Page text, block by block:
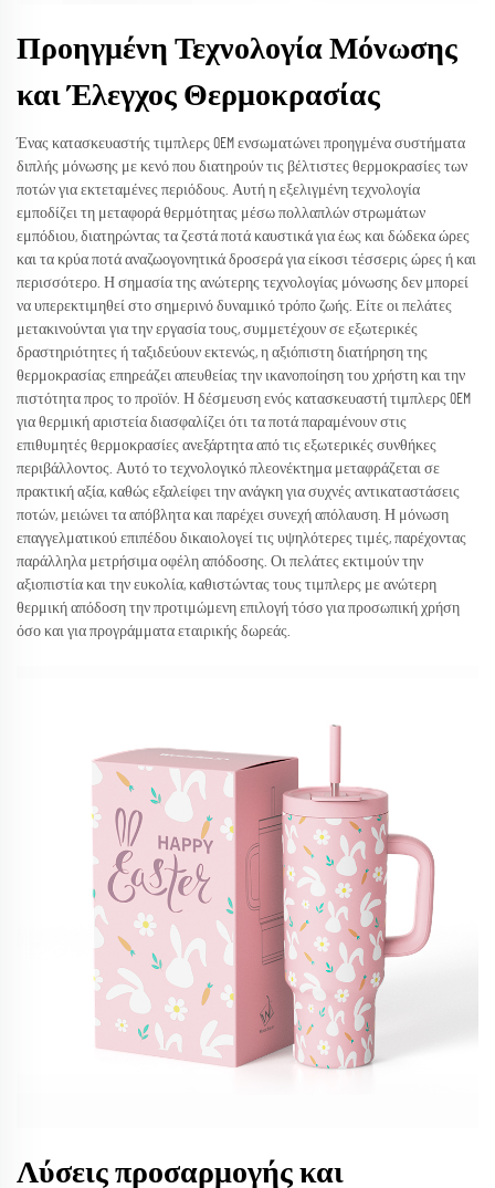
Προηγμένη Τεχνολογία Μόνωσης
και Έλεγχος Θερμοκρασίας
Ένας κατασκευαστής τιμπλερς OEM ενσωματώνει προηγμένα συστήματα
διπλής μόνωσης με κενό που διατηρούν τις βέλτιστες θερμοκρασίες των
ποτών για εκτεταμένες περιόδους. Αυτή η εξελιγμένη τεχνολογία
εμποδίζει τη μεταφορά θερμότητας μέσω πολλαπλών στρωμάτων
εμπόδιου, διατηρώντας τα ζεστά ποτά καυστικά για έως και δώδεκα ώρες
και τα κρύα ποτά αναζωογονητικά δροσερά για είκοσι τέσσερις ώρες ή και
περισσότερο. Η σημασία της ανώτερης τεχνολογίας μόνωσης δεν μπορεί
να υπερεκτιμηθεί στο σημερινό δυναμικό τρόπο ζωής. Είτε οι πελάτες
μετακινούνται για την εργασία τους, συμμετέχουν σε εξωτερικές
δραστηριότητες ή ταξιδεύουν εκτενώς, η αξιόπιστη διατήρηση της
θερμοκρασίας επηρεάζει απευθείας την ικανοποίηση του χρήστη και την
πιστότητα προς το προϊόν. Η δέσμευση ενός κατασκευαστή τιμπλερς OEM
για θερμική αριστεία διασφαλίζει ότι τα ποτά παραμένουν στις
επιθυμητές θερμοκρασίες ανεξάρτητα από τις εξωτερικές συνθήκες
περιβάλλοντος. Αυτό το τεχνολογικό πλεονέκτημα μεταφράζεται σε
πρακτική αξία, καθώς εξαλείφει την ανάγκη για συχνές αντικαταστάσεις
ποτών, μειώνει τα απόβλητα και παρέχει συνεχή απόλαυση. Η μόνωση
επαγγελματικού επιπέδου δικαιολογεί τις υψηλότερες τιμές, παρέχοντας
παράλληλα μετρήσιμα οφέλη απόδοσης. Οι πελάτες εκτιμούν την
αξιοπιστία και την ευκολία, καθιστώντας τους τιμπλερς με ανώτερη
θερμική απόδοση την προτιμώμενη επιλογή τόσο για προσωπική χρήση
όσο και για προγράμματα εταιρικής δωρεάς.
Λύσεις προσαρμογής και